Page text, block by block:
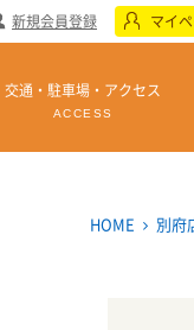
新規会員登録 マイ
交通・駐車場・アクセス
ACCESS
HOME 別府